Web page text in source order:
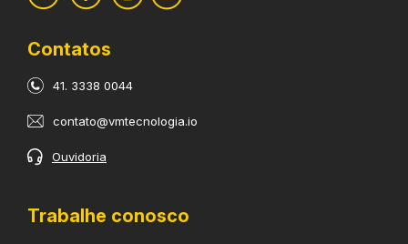
Contatos
41. 3338 0044
contato@vmtecnologia.io
Ouvidoria
Trabalhe conosco